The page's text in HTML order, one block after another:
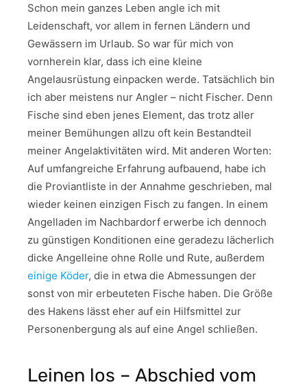
Schon mein ganzes Leben angle ich mit
Leidenschaft, vor allem in fernen Ländern und
Gewässern im Urlaub. So war für mich von
vornherein klar, dass ich eine kleine
Angelausrüstung einpacken werde. Tatsächlich bin
ich aber meistens nur Angler – nicht Fischer. Denn
Fische sind eben jenes Element, das trotz aller
meiner Bemühungen allzu oft kein Bestandteil
meiner Angelaktivitäten wird. Mit anderen Worten:
Auf umfangreiche Erfahrung aufbauend, habe ich
die Proviantliste in der Annahme geschrieben, mal
wieder keinen einzigen Fisch zu fangen. In einem
Angelladen im Nachbardorf erwerbe ich dennoch
zu günstigen Konditionen eine geradezu lächerlich
dicke Angelleine ohne Rolle und Rute, außerdem
einige Köder, die in etwa die Abmessungen der
sonst von mir erbeuteten Fische haben. Die Größe
des Hakens lässt eher auf ein Hilfsmittel zur
Personenbergung als auf eine Angel schließen.
Leinen los – Abschied vom